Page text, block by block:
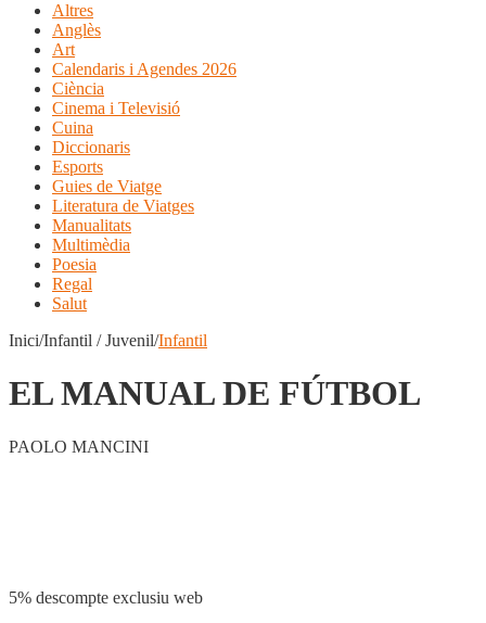
Altres
Anglès
Art
Calendaris i Agendes 2026
Ciència
Cinema i Televisió
Cuina
Diccionaris
Esports
Guies de Viatge
Literatura de Viatges
Manualitats
Multimèdia
Poesia
Regal
Salut
Inici/Infantil / Juvenil/Infantil
EL MANUAL DE FÚTBOL
PAOLO MANCINI
5% descompte exclusiu web